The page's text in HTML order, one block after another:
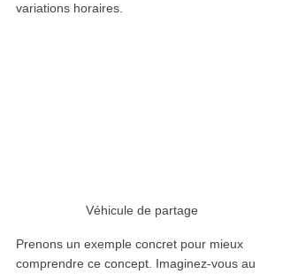
variations horaires.
Véhicule de partage
Prenons un exemple concret pour mieux
comprendre ce concept. Imaginez-vous au